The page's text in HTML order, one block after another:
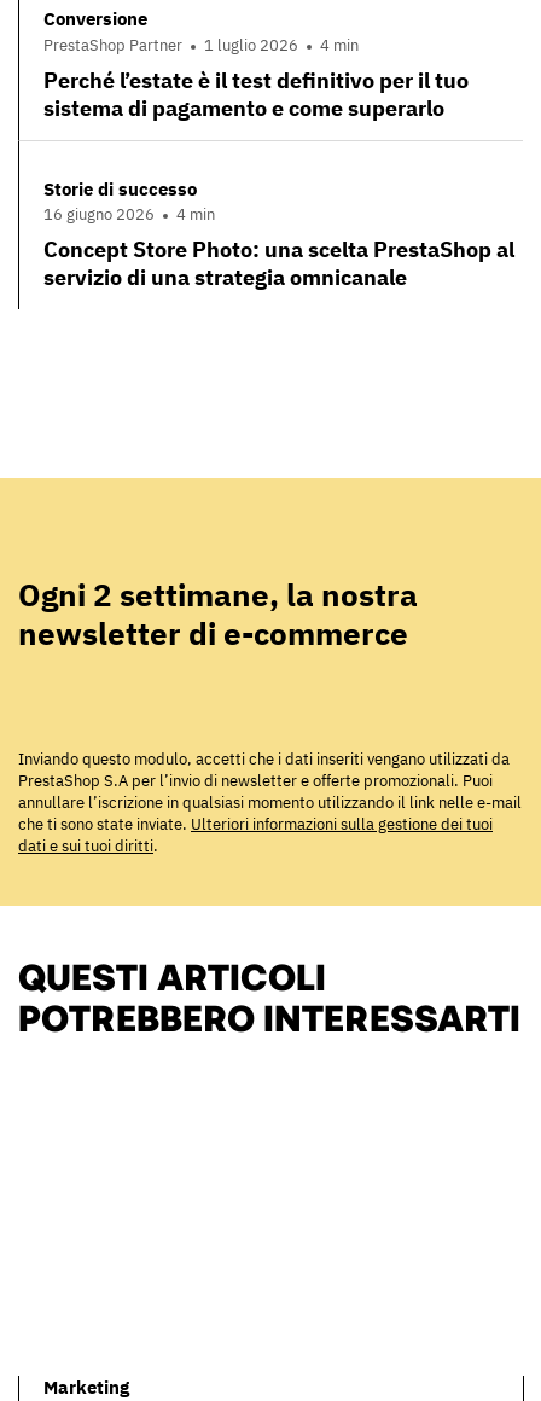
Conversione
PrestaShop Partner 1 luglio 2026 4 min
Perché l’estate è il test definitivo per il tuo
sistema di pagamento e come superarlo
Storie di successo
16 giugno 2026 4 min
Concept Store Photo: una scelta PrestaShop al
servizio di una strategia omnicanale
Ogni 2 settimane, la nostra
newsletter di e-commerce
Inviando questo modulo, accetti che i dati inseriti vengano utilizzati da
PrestaShop S.A per l’invio di newsletter e offerte promozionali. Puoi
annullare l’iscrizione in qualsiasi momento utilizzando il link nelle e-mail
che ti sono state inviate. Ulteriori informazioni sulla gestione dei tuoi
dati e sui tuoi diritti.
QUESTI ARTICOLI
POTREBBERO INTERESSARTI
Marketing